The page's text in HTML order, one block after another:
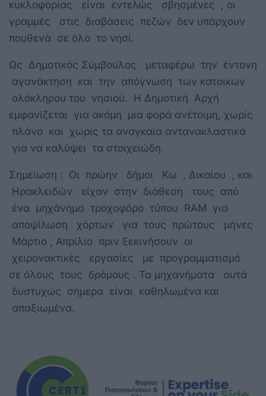
κυκλοφορίας είναι εντελώς σβησμένες , οι
γραμμές στις διαβάσεις πεζών δεν υπάρχουν
πουθενά σε όλο το νησί.
Ως Δημοτικός Σύμβουλος μεταφέρω την έντονη
αγανάκτηση και την απόγνωση των κατοίκων
ολόκληρου του νησιού. Η Δημοτική Αρχή
εμφανίζεται για ακόμη μια φορά ανέτοιμη, χωρίς
πλάνο και χωρίς τα αναγκαία αντανακλαστικά
για να καλύψει τα στοιχειώδη.
Σημείωση : Οι πρώην δήμοι Κω , Δικαίου , και
Ηρακλειδών είχαν στην διάθεση τους από
ένα μηχάνημα τροχοφόρο τύπου RAM για
αποψίλωση χόρτων για τους πρώτους μήνες
Μάρτιο , Απρίλιο πριν ξεκινήσουν οι
χειρονακτικές εργασίες με προγραμματισμό
σε όλους τους δρόμους . Τα μηχανήματα αυτά
δυστυχώς σήμερα είναι καθηλωμένα και
απαξιωμένα.